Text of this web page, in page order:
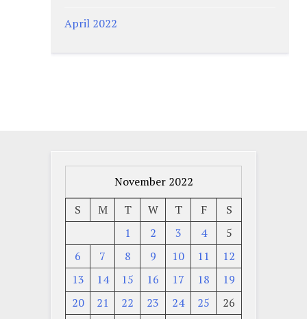
April 2022
November 2022
S
M T W T F
S
1
2 3 4
5
6
7 8 9 10 11
12
13
14 15 16 17 18
19
20
21 22 23 24 25
26